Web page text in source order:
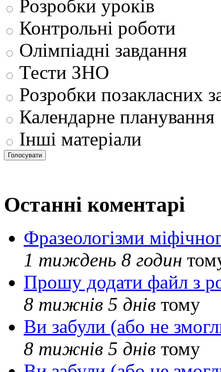
Розробки уроків
Контрольні роботи
Олімпіадні завдання
Тести ЗНО
Розробки позакласних
Календарне планування
Інші матеріали
Останні коментарі
Фразеологізми
1 тиждень 8 годин
Прошу додати файл з
8 тижнів 5 днів тому
Ви забули (або не
8 тижнів 5 днів тому